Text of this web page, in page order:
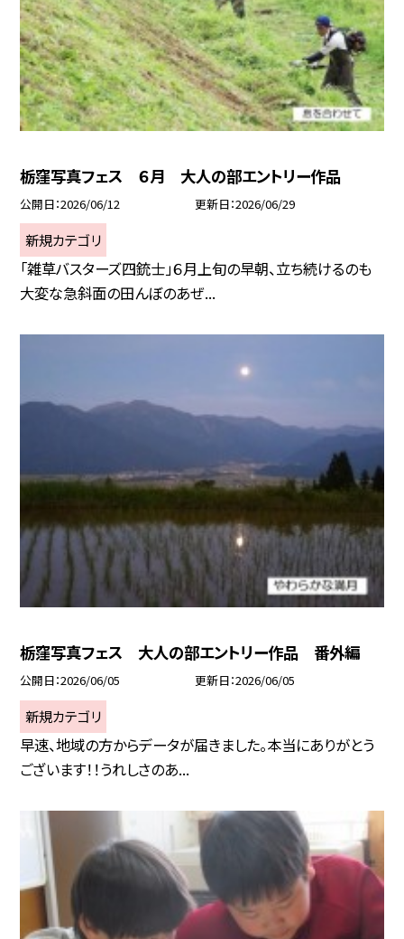
栃窪写真フェス ６月 大人の部エントリー作品
公開日 2026/06/12 更新日 2026/06/29
新規カテゴリ
「雑草バスターズ四銃士」６月上旬の早朝、立ち続けるのも
大変な急斜面の田んぼのあぜ...
栃窪写真フェス 大人の部エントリー作品 番外編
公開日 2026/06/05 更新日 2026/06/05
新規カテゴリ
早速、地域の方からデータが届きました。本当にありがとう
ございます！！うれしさのあ...